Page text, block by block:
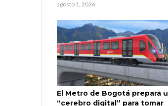
agosto 1, 2026
El Metro de Bogotá prepara
“cerebro digital” para tomar